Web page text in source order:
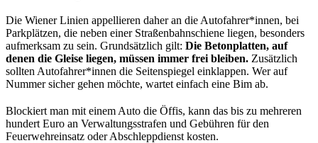
Die Wiener Linien appellieren daher an die Autofahrer*innen, bei
Parkplätzen, die neben einer Straßenbahnschiene liegen, besonders
aufmerksam zu sein. Grundsätzlich gilt: Die Betonplatten, auf
denen die Gleise liegen, müssen immer frei bleiben. Zusätzlich
sollten Autofahrer*innen die Seitenspiegel einklappen. Wer auf
Nummer sicher gehen möchte, wartet einfach eine Bim ab.
Blockiert man mit einem Auto die Öffis, kann das bis zu mehreren
hundert Euro an Verwaltungsstrafen und Gebühren für den
Feuerwehreinsatz oder Abschleppdienst kosten.